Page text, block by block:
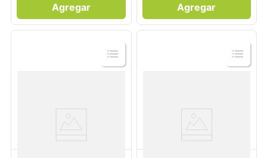
Agregar Agregar
Ver
Producto
Ver
Producto